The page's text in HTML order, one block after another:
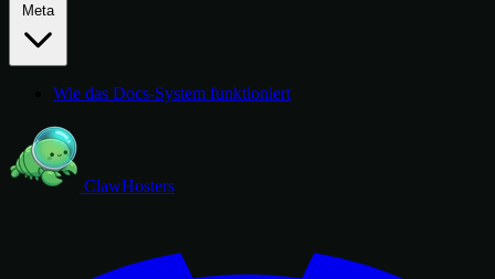
Meta
Wie das Docs-System funktioniert
ClawHosters